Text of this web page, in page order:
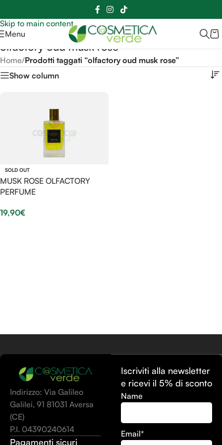
Skip to main content
Sei hai domande contattaci 📲3341056025 - 3886572748
Menu
olfactory oud musk rose
Home/Prodotti taggati “olfactory oud musk rose”
Show column
SOLD OUT
MUSK ROSE OLFACTORY
PERFUME
19,90€
Indirizzo: Via Galileo
Galilei, 91 81031 Aversa
(CE)
P.I. 04390240614
Pagamenti sicuri
Iscriviti alla newsletter
e ricevi il 5% di sconto
Name
Email*